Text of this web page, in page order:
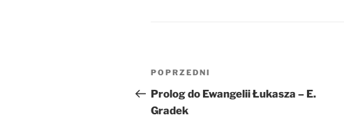
Nawigacja
wpisu
Poprzedni
wpis
POPRZEDNI
Prolog do Ewangelii Łukasza – E.
Gradek